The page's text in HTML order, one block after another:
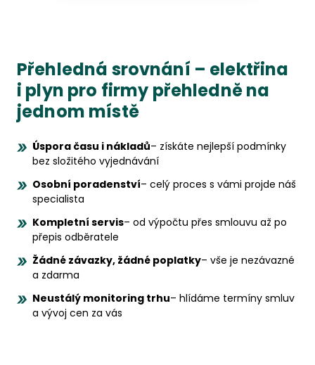
Přehledná srovnání – elektřina
i plyn pro firmy přehledně na
jednom místě
Úspora času i nákladů– získáte nejlepší podmínky
bez složitého vyjednávání
Osobní poradenství– celý proces s vámi projde náš
specialista
Kompletní servis– od výpočtu přes smlouvu až po
přepis odběratele
Žádné závazky, žádné poplatky– vše je nezávazné
a zdarma
Neustálý monitoring trhu– hlídáme termíny smluv
a vývoj cen za vás